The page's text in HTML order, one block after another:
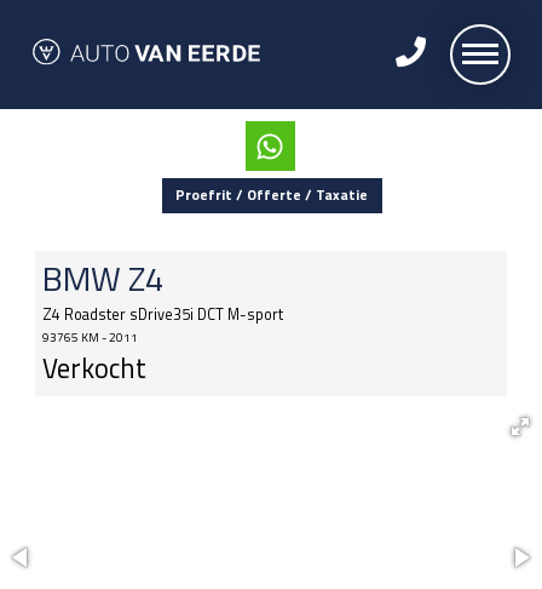
Proefrit / Offerte / Taxatie
BMWZ4
Z4 Roadster sDrive35i DCT M-sport
93765 KM - 2011
Verkocht